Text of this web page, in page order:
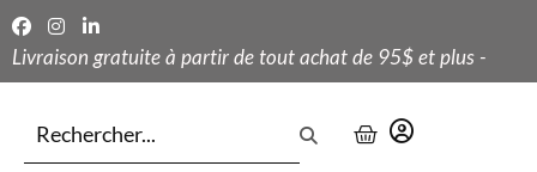
Livraison gratuite à partir de tout achat de 95$ et plus -